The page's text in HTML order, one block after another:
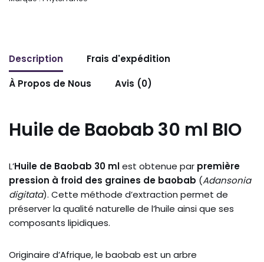
Description
Frais d'expédition
À Propos de Nous
Avis (0)
Huile de Baobab 30 ml BIO
L’Huile de Baobab 30 mlest obtenue par première
pression à froid des graines de baobab (Adansonia
digitata). Cette méthode d’extraction permet de
préserver la qualité naturelle de l’huile ainsi que ses
composants lipidiques.
Originaire d’Afrique, le baobab est un arbre